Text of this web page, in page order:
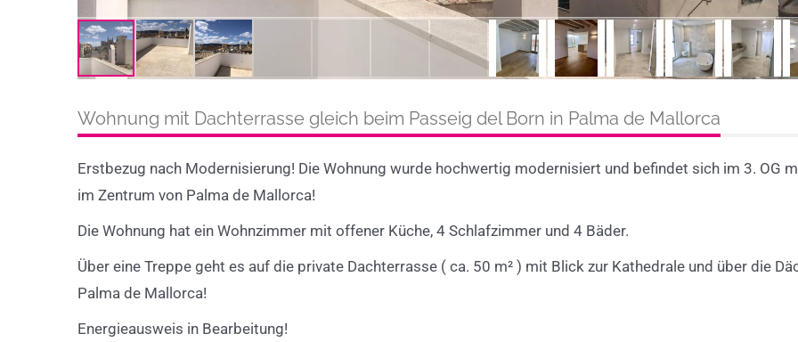
Wohnung mit Dachterrasse gleich beim Passeig del Born in Palma de Mallorca
Erstbezug nach Modernisierung! Die Wohnung wurde hochwertig modernisiert und befindet sich im 3. OG
im Zentrum von Palma de Mallorca!
Die Wohnung hat ein Wohnzimmer mit offener Küche, 4 Schlafzimmer und 4 Bäder.
Über eine Treppe geht es auf die private Dachterrasse ( ca. 50 m² ) mit Blick zur Kathedrale und über die
Palma de Mallorca!
Energieausweis in Bearbeitung!